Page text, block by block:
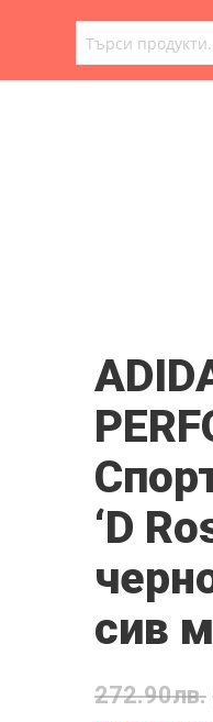
ТЪРСЕНЕ
‘D
сив
272.90лв.